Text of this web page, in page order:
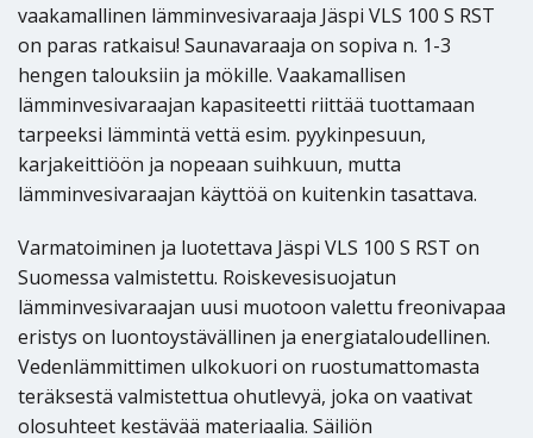
vaakamallinen lämminvesivaraaja Jäspi VLS 100 S RST
on paras ratkaisu! Saunavaraaja on sopiva n. 1-3
hengen talouksiin ja mökille. Vaakamallisen
lämminvesivaraajan kapasiteetti riittää tuottamaan
tarpeeksi lämmintä vettä esim. pyykinpesuun,
karjakeittiöön ja nopeaan suihkuun, mutta
lämminvesivaraajan käyttöä on kuitenkin tasattava.
Varmatoiminen ja luotettava Jäspi VLS 100 S RST on
Suomessa valmistettu. Roiskevesisuojatun
lämminvesivaraajan uusi muotoon valettu freonivapaa
eristys on luontoystävällinen ja energiataloudellinen.
Vedenlämmittimen ulkokuori on ruostumattomasta
teräksestä valmistettua ohutlevyä, joka on vaativat
olosuhteet kestävää materiaalia. Säiliön